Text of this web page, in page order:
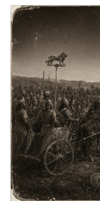
kerfi, en